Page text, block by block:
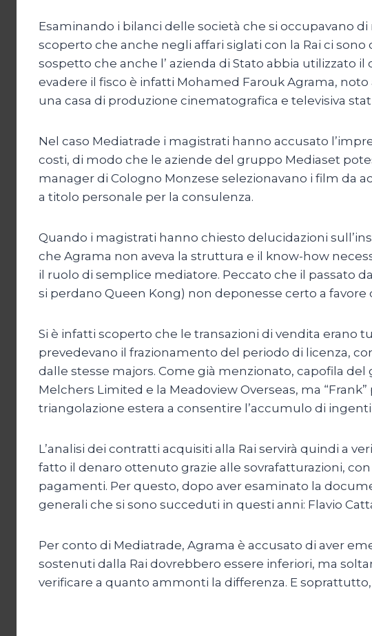
Esaminando i bilanci delle società che si occupavano
scoperto che anche negli affari siglati con la Rai ci
sospetto che anche l’ azienda di Stato abbia utilizzato
evadere il fisco è infatti Mohamed Farouk Agrama,
una casa di produzione cinematografica e televisiva
Nel caso Mediatrade i magistrati hanno accusato
costi, di modo che le aziende del gruppo Mediaset
manager di Cologno Monzese selezionavano i film da
a titolo personale per la consulenza.
Quando i magistrati hanno chiesto delucidazioni
che Agrama non aveva la struttura e il know-how
il ruolo di semplice mediatore. Peccato che il passato
si perdano Queen Kong) non deponesse certo a favore
Si è infatti scoperto che le transazioni di vendita erano
prevedevano il frazionamento del periodo di licenza,
dalle stesse majors. Come già menzionato, capofila
Melchers Limited e la Meadoview Overseas, ma
triangolazione estera a consentire l’accumulo di
L’analisi dei contratti acquisiti alla Rai servirà quindi a
fatto il denaro ottenuto grazie alle sovrafatturazioni,
pagamenti. Per questo, dopo aver esaminato la
generali che si sono succeduti in questi anni: Flavio
Per conto di Mediatrade, Agrama è accusato di aver
sostenuti dalla Rai dovrebbero essere inferiori, ma
verificare a quanto ammonti la differenza. E